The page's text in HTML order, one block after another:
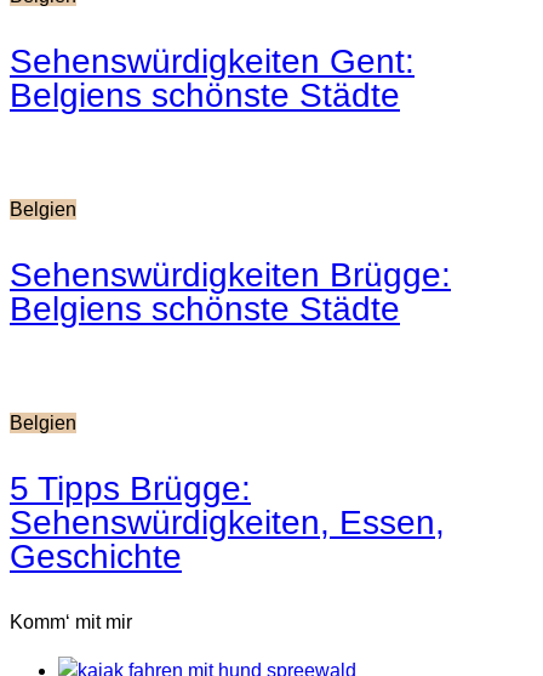
Sehenswürdigkeiten Gent:
Belgiens schönste Städte
Belgien
Sehenswürdigkeiten Brügge:
Belgiens schönste Städte
Belgien
5 Tipps Brügge:
Sehenswürdigkeiten, Essen,
Geschichte
Komm‘ mit mir